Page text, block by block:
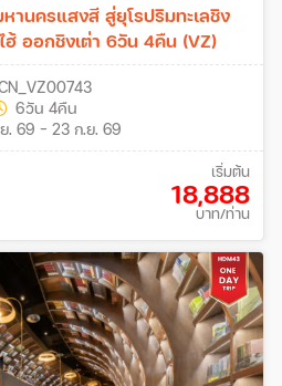
านครแสงสี สู่ยุโรปริมทะเลชิง
เต่า "ไม่ลงร้าน" เข้าเซี่ยงไฮ้ ออกชิงเต่า 6วัน 4คืน (VZ)
6วัน 4คืน
. 69 - 23 ก.ย. 69
เริ่มต้น
18,888
บาท/ท่าน